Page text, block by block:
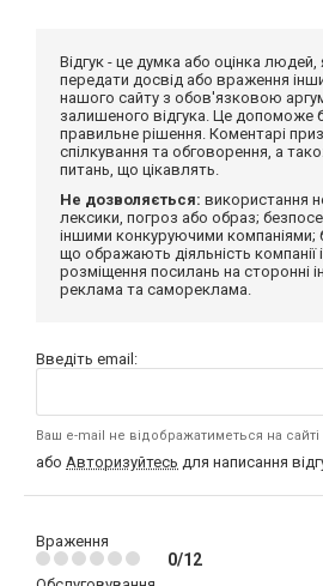
Відгук - це думка або оцінка
передати досвід або враження
нашого сайту з обов'язковою
залишеного відгука. Це допоможе
правильне рішення. Коментарі
спілкування та обговорення, а
питань, що цікавлять.
Не дозволяється: використання
лексики, погроз або образ;
іншими конкуруючими компаніями;
що ображають діяльність компанії і
розміщення посилань на сторонні
реклама та самореклама.
Введіть email:
Ваш e-mail не відображатиметься на сайті
або Авторизуйтесь для написання
Враження
0/12